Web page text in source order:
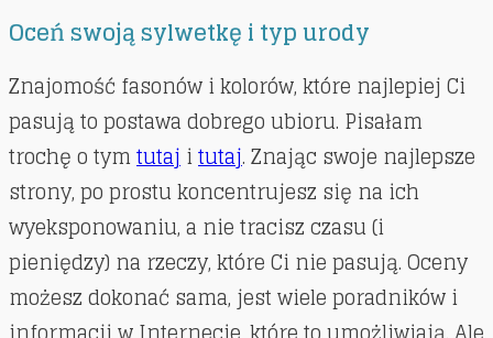
Oceń swoją sylwetkę i typ urody
Znajomość fasonów i kolorów, które najlepiej Ci
pasują to postawa dobrego ubioru. Pisałam
trochę o tymtutajitutaj. Znając swoje najlepsze
strony, po prostu koncentrujesz się na ich
wyeksponowaniu, a nie tracisz czasu (i
pieniędzy) na rzeczy, które Ci nie pasują. Oceny
możesz dokonać sama, jest wiele poradników i